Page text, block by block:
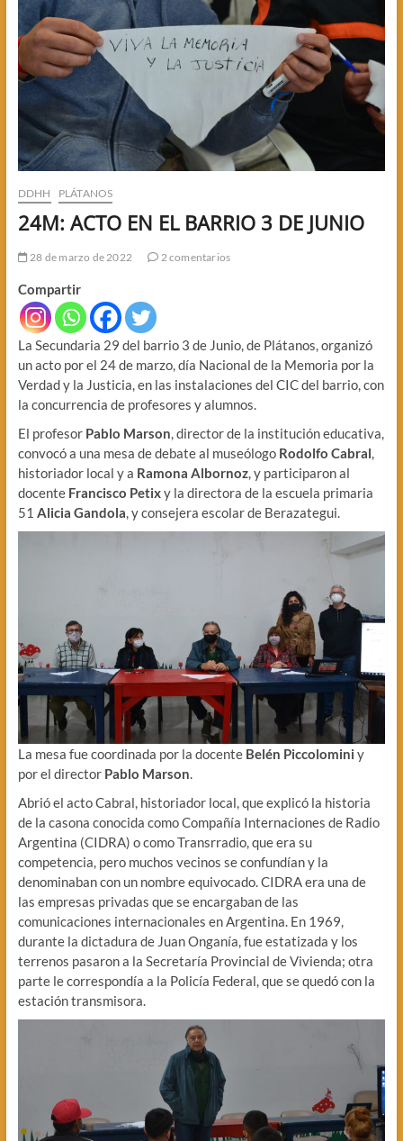
DDHH PLÁTANOS
24M: ACTO EN EL BARRIO 3 DE JUNIO
28 de marzo de 2022 2 comentarios
Compartir
La Secundaria 29 del barrio 3 de Junio, de Plátanos, organizó
un acto por el 24 de marzo, día Nacional de la Memoria por la
Verdad y la Justicia, en las instalaciones del CIC del barrio, con
la concurrencia de profesores y alumnos.
El profesor Pablo Marson, director de la institución educativa,
convocó a una mesa de debate al museólogo Rodolfo Cabral,
historiador local y a Ramona Albornoz, y participaron al
docente Francisco Petixy la directora de la escuela primaria
51 Alicia Gandola, y consejera escolar de Berazategui.
La mesa fue coordinada por la docente Belén Piccolomini y
por el director Pablo Marson.
Abrió el acto Cabral, historiador local, que explicó la historia
de la casona conocida como Compañía Internaciones de Radio
Argentina (CIDRA) o como Transrradio, que era su
competencia, pero muchos vecinos se confundían y la
denominaban con un nombre equivocado. CIDRA era una de
las empresas privadas que se encargaban de las
comunicaciones internacionales en Argentina. En 1969,
durante la dictadura de Juan Onganía, fue estatizada y los
terrenos pasaron a la Secretaría Provincial de Vivienda; otra
parte le correspondía a la Policía Federal, que se quedó con la
estación transmisora.